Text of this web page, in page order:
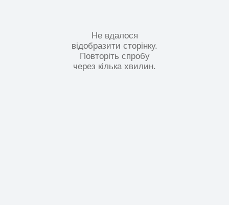
Не вдалося
відобразити сторінку.
Повторіть спробу
через кілька хвилин.